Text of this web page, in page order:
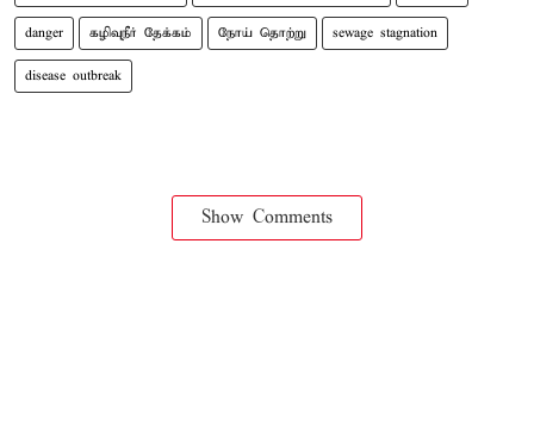
danger கழிவுநீர் தேக்கம் நோய் தொற்று sewage stagnation
disease outbreak
Show Comments